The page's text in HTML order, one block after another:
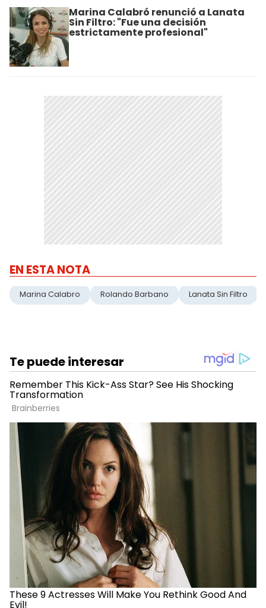
Marina Calabró renunció a Lanata
Sin Filtro: "Fue una decisión
estrictamente profesional"
EN ESTA NOTA
Marina Calabro Rolando Barbano Lanata Sin Filtro